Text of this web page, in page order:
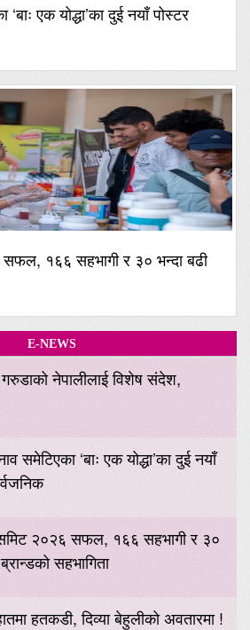
एक योद्धा’का दुई नयाँ पोस्टर
१६६ सहभागी र ३० भन्दा बढी
E-NEWS
नेपालीलाई विशेष संदेश,
समेटिएका ‘बाः एक योद्धा’का दुई नयाँ
२०२६ सफल, १६६ सहभागी र ३०
सहभागिता
हतकडी, दिव्या बेहुलीको अवतारमा !